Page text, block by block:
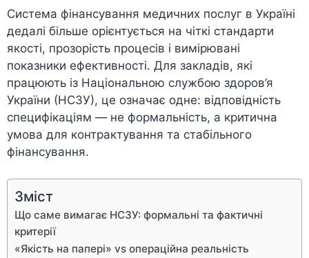
Система фінансування медичних послуг в Україні
дедалі більше орієнтується на чіткі стандарти
якості, прозорість процесів і вимірювані
показники ефективності. Для закладів, які
працюють із Національною службою здоров’я
України (НСЗУ), це означає одне: відповідність
специфікаціям — не формальність, а критична
умова для контрактування та стабільного
фінансування.
Зміст
Що саме вимагає НСЗУ: формальні та фактичні
критерії
«Якість на папері» vs операційна реальність